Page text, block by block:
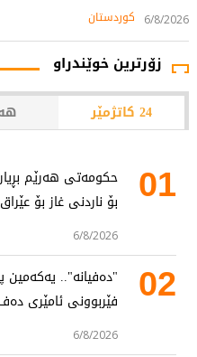
6/8/2026 کوردستان
زۆرترین خوێندراو
24 کاتژمێر
01
حکومەتی هەرێم
بۆ ناردنی غاز بۆ
6/8/2026
02
"دەفیانە".. یەکەمین
فێربوونی ئامێری
6/8/2026